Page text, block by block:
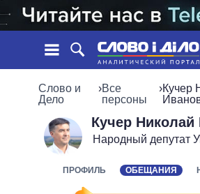
НОВОСТИ
ЛЕНТА
СОБЫТИЯ
ОБЕЩАНИЯ
ПОЛИТИКИ
ИНФОГРАФИКА
Слово и
Дело
›Все
персоны
›Кучер
Кучер Николай
Народный депутат
ПРОФИЛЬ ОБЕЩАНИЯ